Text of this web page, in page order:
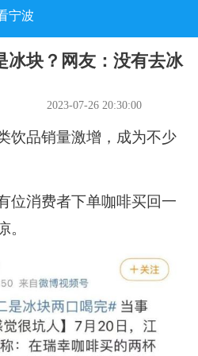
宁波
冰块？网友：没有去冰
2023-07-26 20:30:00
品销量激增，成为不少
消费者下单咖啡买回一
。